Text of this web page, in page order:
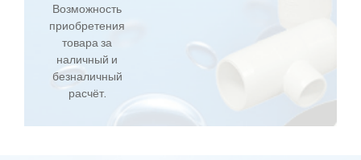
Возможность
приобретения
товара за
наличный и
безналичный
расчёт.